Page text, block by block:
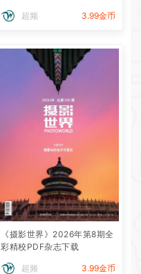
超频 3.99金币
《摄影世界》2026年第8期全
彩精校PDF杂志下载
超频 3.99金币